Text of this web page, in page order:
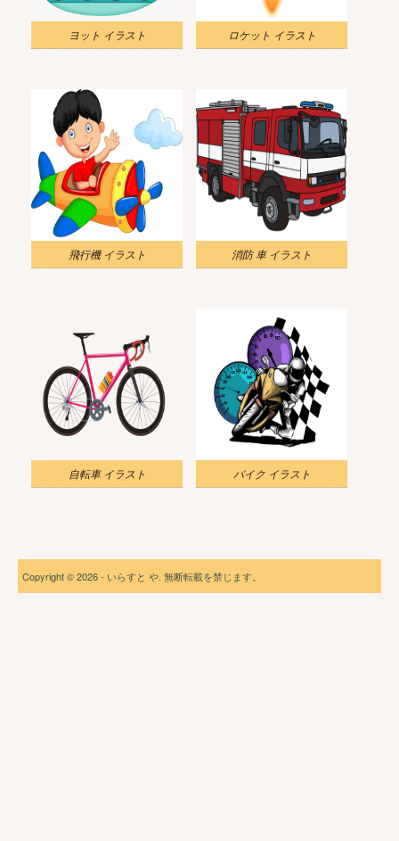
ヨット イラスト ロケット イラスト
飛行機 イラスト 消防 車 イラスト
自転車 イラスト バイク イラスト
Copyright © 2026 - いらすと や. 無断転載を禁じます。